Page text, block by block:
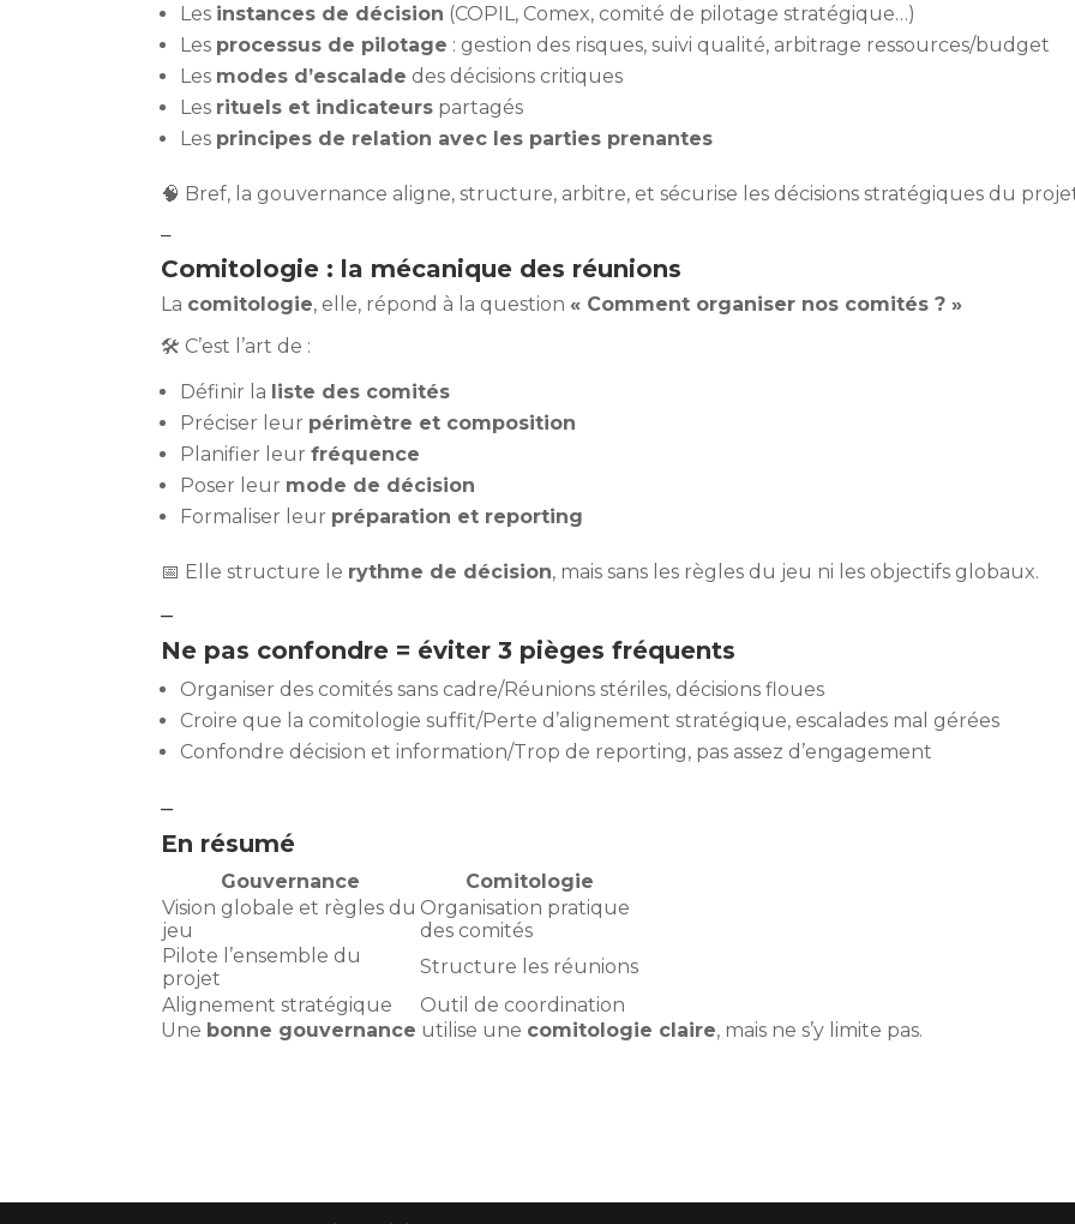
Les instances de décision (COPIL, Comex, comité de pilotage stratégique…)
Les processus de pilotage : gestion des risques, suivi qualité, arbitrage ressources/budget
Les modes d’escalade des décisions critiques
Les rituels et indicateurs partagés
Les principes de relation avec les parties prenantes
🧠 Bref, la gouvernance aligne, structure, arbitre, et sécurise les décisions stratégiques du
–
Comitologie : la mécanique des réunions
La comitologie, elle, répond à la question « Comment organiser nos comités ? »
🛠 C’est l’art de :
Définir la liste des comités
Préciser leur périmètre et composition
Planifier leurfréquence
Poser leur mode de décision
Formaliser leur préparation et reporting
📅 Elle structure le rythme de décision, mais sans les règles du jeu ni les objectifs globaux.
–
Ne pas confondre = éviter 3 pièges fréquents
Organiser des comités sans cadre/Réunions stériles, décisions floues
Croire que la comitologie suffit/Perte d’alignement stratégique, escalades mal gérées
Confondre décision et information/Trop de reporting, pas assez d’engagement
–
En résumé
Gouvernance
Comitologie
Vision globale et règles du
jeu
Organisation pratique
des comités
Pilote l’ensemble du
projet
Structure les réunions
Alignement stratégique
Outil de coordination
Une bonne gouvernance utilise une comitologie claire, mais ne s’y limite pas.